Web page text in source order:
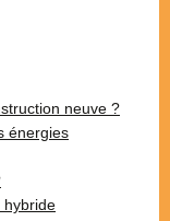
neuve ?
énergies
hybride